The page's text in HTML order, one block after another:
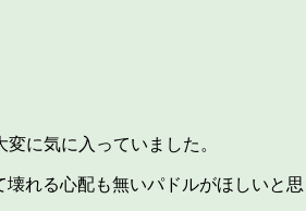
に気に入っていました。
れる心配も無いパドルがほしいと